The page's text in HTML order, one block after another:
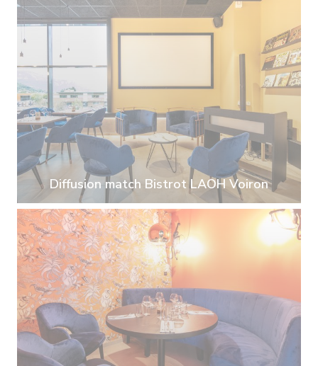
Diffusion match Bistrot LAOH Voiron